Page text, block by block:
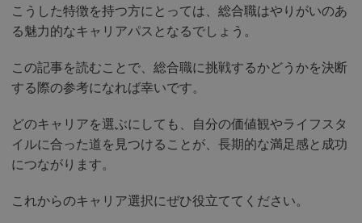
こうした特徴を持つ方にとっては、総合職はやりがいのあ
る魅力的なキャリアパスとなるでしょう。
この記事を読むことで、総合職に挑戦するかどうかを決断
する際の参考になれば幸いです。
どのキャリアを選ぶにしても、自分の価値観やライフスタ
イルに合った道を見つけることが、長期的な満足感と成功
につながります。
これからのキャリア選択にぜひ役立ててください。